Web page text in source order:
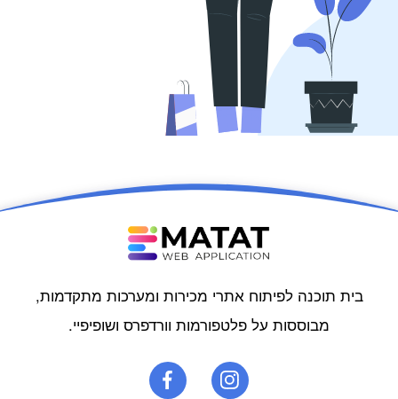
בית תוכנה לפיתוח אתרי מכירות ומערכות מתקדמות,
מבוססות על פלטפורמות וורדפרס ושופיפיי.